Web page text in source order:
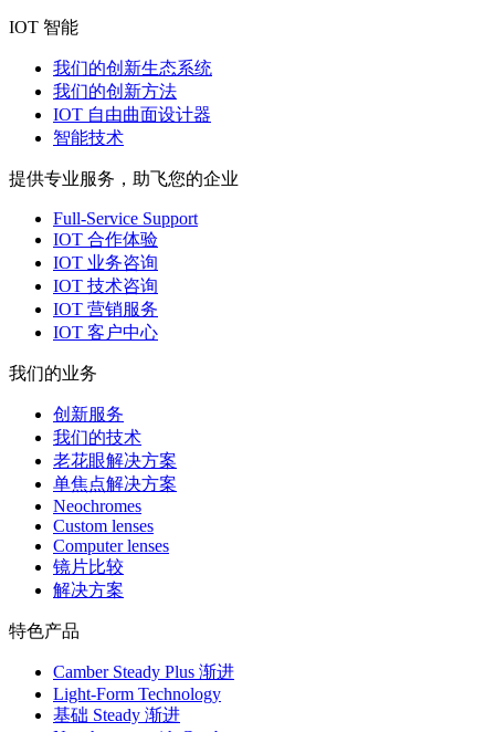
IOT 智能
我们的创新生态系统
我们的创新方法
IOT 自由曲面设计器
智能技术
提供专业服务，助飞您的企业
Full-Service Support
IOT 合作体验
IOT 业务咨询
IOT 技术咨询
IOT 营销服务
IOT 客户中心
我们的业务
创新服务
我们的技术
老花眼解决方案
单焦点解决方案
Neochromes
Custom lenses
Computer lenses
镜片比较
解决方案
特色产品
Camber Steady Plus 渐进
Light-Form Technology
基础 Steady 渐进